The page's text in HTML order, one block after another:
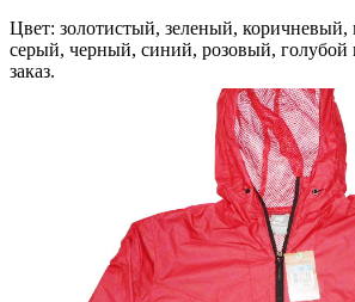
Цвет: золотистый, зеленый,
серый, черный, синий, розовый, голубой
заказ.